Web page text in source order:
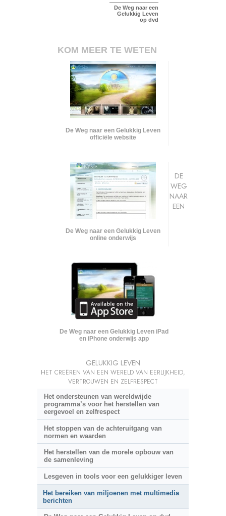
De Weg naar een
Gelukkig Leven
op dvd
KOM MEER TE WETEN
De Weg naar een Gelukkig Leven
officiële website
De Weg naar een Gelukkig Leven
online onderwijs
De Weg naar een Gelukkig Leven iPad
en iPhone onderwijs app
DE
WEG
NAAR
EEN
GELUKKIG LEVEN
HET CREËREN VAN EEN WERELD VAN EERLIJKHEID,
VERTROUWEN EN ZELFRESPECT
Het ondersteunen van wereldwijde
programma’s voor het herstellen van
eergevoel en zelfrespect
Het stoppen van de achteruitgang van
normen en waarden
Het herstellen van de morele opbouw van
de samenleving
Lesgeven in tools voor een gelukkiger leven
Het bereiken van miljoenen met multimedia
berichten